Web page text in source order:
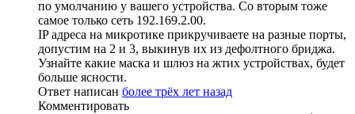
по умолчанию у вашего устройства. Со вторым тоже
самое только сеть 192.169.2.00.
IP адреса на микротике прикручиваете на разные порты,
допустим на 2 и 3, выкинув их из дефолтного бриджа.
Узнайте какие маска и шлюз на жтих устройствах, будет
больше ясности.
Ответ написан более трёх лет назад
Комментировать